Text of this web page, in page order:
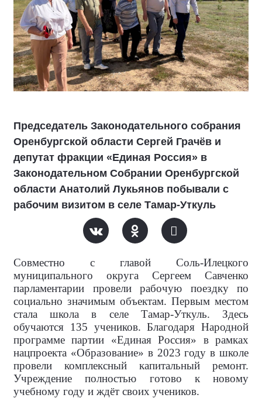
Председатель Законодательного собрания
Оренбургской области Сергей Грачёв и
депутат фракции «Единая Россия» в
Законодательном Собрании Оренбургской
области Анатолий Лукьянов побывали с
рабочим визитом в селе Тамар-Уткуль
Совместно с главой Соль-Илецкого
муниципального округа Сергеем Савченко
парламентарии провели рабочую поездку по
социально значимым объектам. Первым местом
стала школа в селе Тамар-Уткуль. Здесь
обучаются 135 учеников. Благодаря Народной
программе партии «Единая Россия» в рамках
нацпроекта «Образование» в 2023 году в школе
провели комплексный капитальный ремонт.
Учреждение полностью готово к новому
учебному году и ждёт своих учеников.